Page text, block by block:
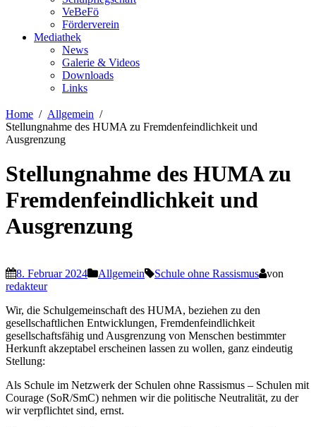
VeBeFö
Förderverein
Mediathek
News
Galerie & Videos
Downloads
Links
Home
Allgemein
Stellungnahme des HUMA zu Fremdenfeindlichkeit und
Ausgrenzung
Stellungnahme des HUMA zu
Fremdenfeindlichkeit und
Ausgrenzung
8. Februar 2024 Allgemein Schule ohne Rassismus
von
redakteur
Wir, die Schulgemeinschaft des HUMA, beziehen zu den
gesellschaftlichen Entwicklungen, Fremdenfeindlichkeit
gesellschaftsfähig und Ausgrenzung von Menschen bestimmter
Herkunft akzeptabel erscheinen lassen zu wollen, ganz eindeutig
Stellung:
Als Schule im Netzwerk der Schulen ohne Rassismus – Schulen mit
Courage (SoR/SmC) nehmen wir die politische Neutralität, zu der
wir verpflichtet sind, ernst.